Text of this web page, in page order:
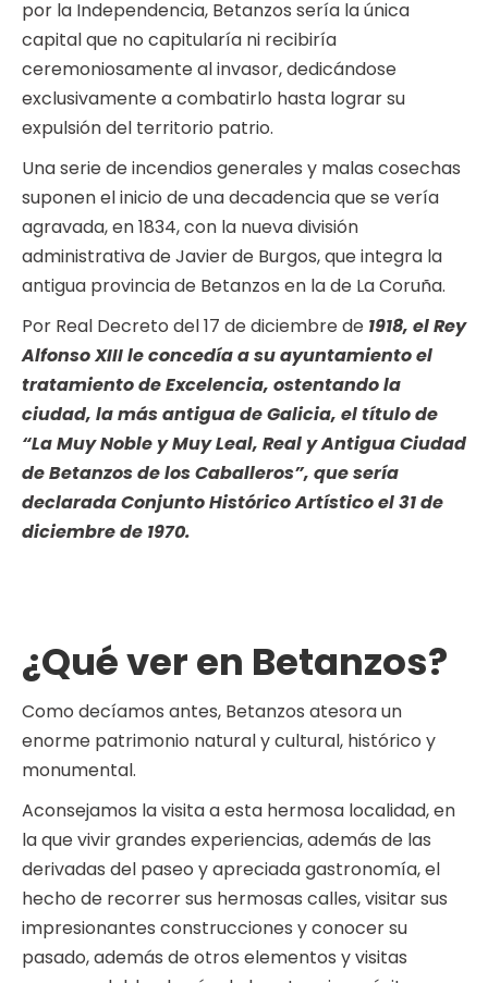
por la Independencia, Betanzos sería la única
capital que no capitularía ni recibiría
ceremoniosamente al invasor, dedicándose
exclusivamente a combatirlo hasta lograr su
expulsión del territorio patrio.
Una serie de incendios generales y malas cosechas
suponen el inicio de una decadencia que se vería
agravada, en 1834, con la nueva división
administrativa de Javier de Burgos, que integra la
antigua provincia de Betanzos en la de La Coruña.
Por Real Decreto del 17 de diciembre de 1918, el Rey
Alfonso XIII le concedía a su ayuntamiento el
tratamiento de Excelencia, ostentando la
ciudad, la más antigua de Galicia, el título de
“La Muy Noble y Muy Leal, Real y Antigua Ciudad
de Betanzos de los Caballeros”, que sería
declarada Conjunto Histórico Artístico el 31 de
diciembre de 1970.
¿Qué ver en Betanzos?
Como decíamos antes, Betanzos atesora un
enorme patrimonio natural y cultural, histórico y
monumental.
Aconsejamos la visita a esta hermosa localidad, en
la que vivir grandes experiencias, además de las
derivadas del paseo y apreciada gastronomía, el
hecho de recorrer sus hermosas calles, visitar sus
impresionantes construcciones y conocer su
pasado, además de otros elementos y visitas